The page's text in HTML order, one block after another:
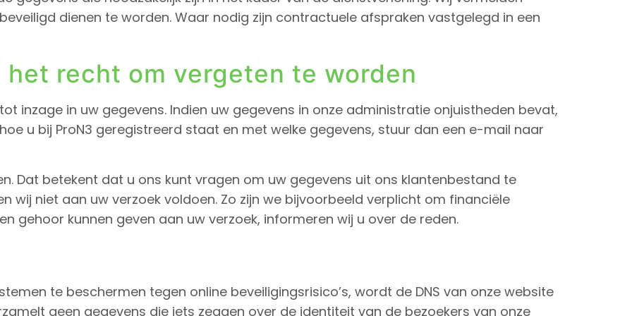
dienen te worden. Waar nodig zijn contractuele afspraken vastgelegd in een
recht om vergeten te worden
inzage in uw gegevens. Indien uw gegevens in onze administratie onjuistheden bevat,
u bij ProN3 geregistreerd staat en met welke gegevens, stuur dan een e-mail naar
Dat betekent dat u ons kunt vragen om uw gegevens uit ons klantenbestand te
wij niet aan uw verzoek voldoen. Zo zijn we bijvoorbeeld verplicht om financiële
gehoor kunnen geven aan uw verzoek, informeren wij u over de reden.
te beschermen tegen online beveiligingsrisico’s, wordt de DNS van onze website
geen gegevens die iets zeggen over de identiteit van de bezoekers van onze